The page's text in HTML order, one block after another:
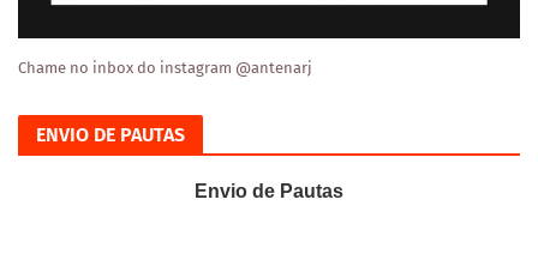
Chame no inbox do instagram @antenarj
ENVIO DE PAUTAS
Envio de Pautas